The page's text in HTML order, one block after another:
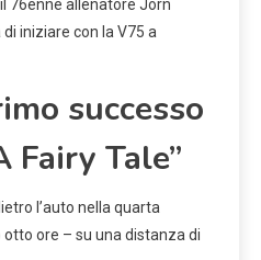
76enne allenatore Jorn
di iniziare con la V75 a
successo
Fairy Tale”
l’auto nella quarta
ore – su una distanza di